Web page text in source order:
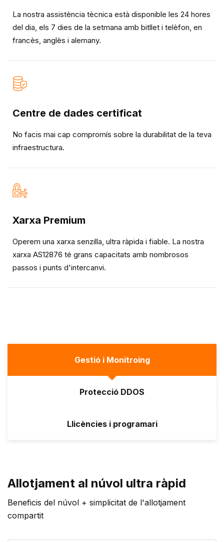
La nostra assistència tècnica està disponible les 24 hores
del dia, els 7 dies de la setmana amb bitllet i telèfon, en
francès, anglès i alemany.
Centre de dades certificat
No facis mai cap compromís sobre la durabilitat de la teva
infraestructura.
Xarxa Premium
Operem una xarxa senzilla, ultra ràpida i fiable. La nostra
xarxa AS12876 té grans capacitats amb nombrosos
passos i punts d'intercanvi.
Gestió i Monitroing
Protecció DDOS
Llicències i programari
Allotjament al núvol ultra ràpid
Beneficis del núvol + simplicitat de l'allotjament
compartit